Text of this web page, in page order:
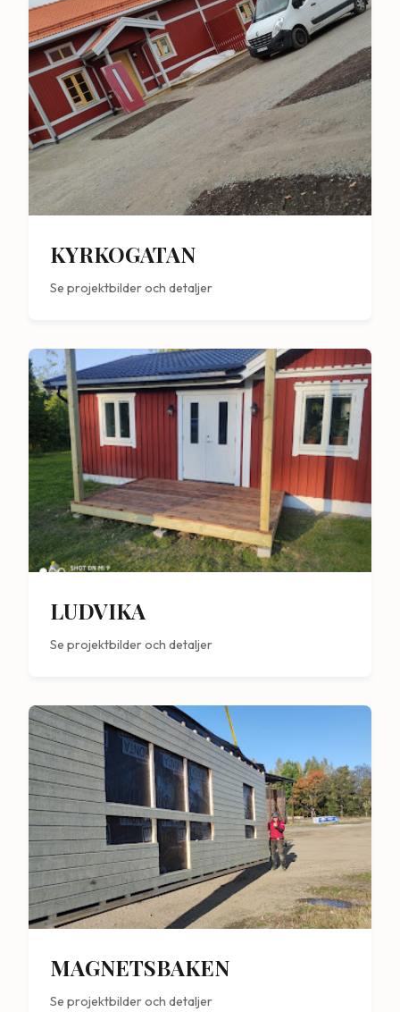
KYRKOGATAN
Se projektbilder och detaljer
LUDVIKA
Se projektbilder och detaljer
MAGNETSBAKEN
Se projektbilder och detaljer